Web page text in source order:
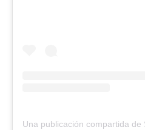
Una publicación compartida